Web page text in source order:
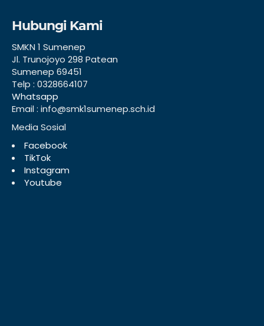
Hubungi Kami
SMKN 1 Sumenep
Jl. Trunojoyo 298 Patean
Sumenep 69451
Telp : 0328664107
Whatsapp
Email : info@smk1sumenep.sch.id
Media Sosial
Facebook
TikTok
Instagram
Youtube